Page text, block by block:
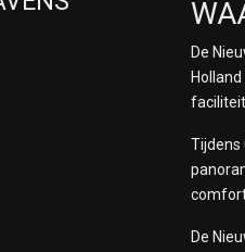
De
Tijdens
De